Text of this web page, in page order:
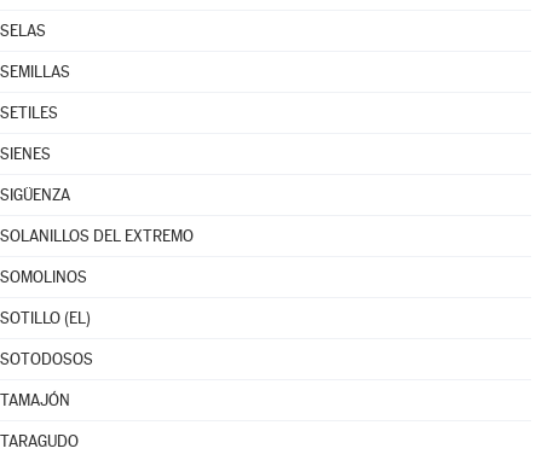
SELAS
SEMILLAS
SETILES
SIENES
SIGÜENZA
SOLANILLOS DEL EXTREMO
SOMOLINOS
SOTILLO (EL)
SOTODOSOS
TAMAJÓN
TARAGUDO